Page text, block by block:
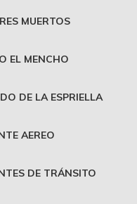
MUERTOS
EL MENCHO
DE LA ESPRIELLA
AEREO
DE TRÁNSITO